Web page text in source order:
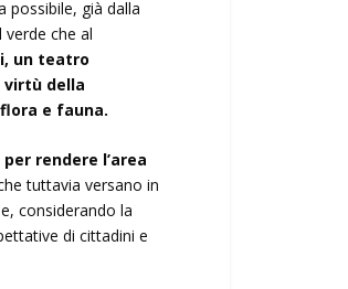
possibile, già dalla
che al
un teatro
virtù della
e fauna.
rendere l’area
tuttavia versano in
considerando la
di cittadini e